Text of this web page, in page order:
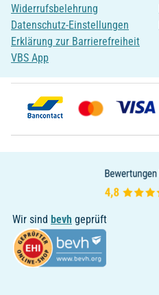
Widerrufsbelehrung
Datenschutz-Einstellungen
Erklärung zur Barrierefreiheit
VBS App
Wir sind bevh geprüft